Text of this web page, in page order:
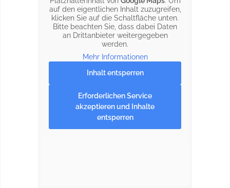
auf den eigentlichen Inhalt zuzugreifen,
klicken Sie auf die Schaltfläche unten.
Bitte beachten Sie, dass dabei Daten
an Drittanbieter weitergegeben
werden.
Mehr Informationen
Inhalt entsperren
Erforderlichen Service
akzeptieren und Inhalte
entsperren